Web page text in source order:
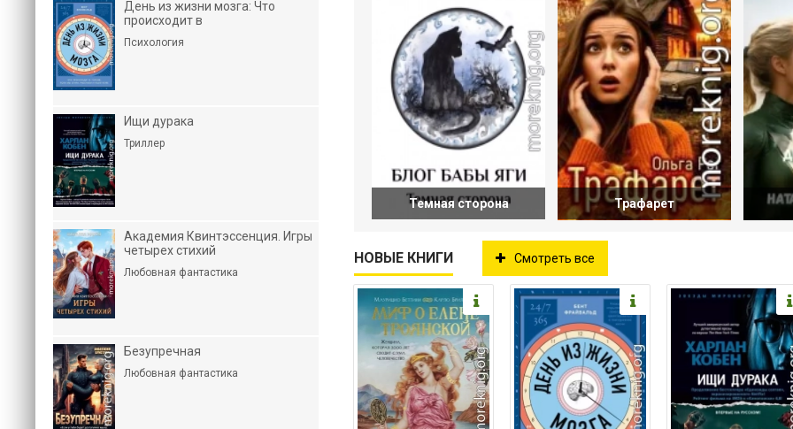
Темная сторона Трафарет
НОВЫЕ КНИГИ Смотреть все
День из жизни мозга: Что
происходит в
Психология
Ищи дурака
Триллер
Академия Квинтэссенция. Игры
четырех стихий
Любовная фантастика
Безупречная
Любовная фантастика